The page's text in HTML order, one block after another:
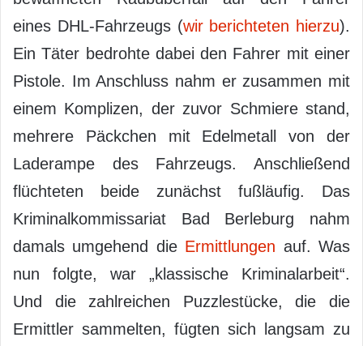
eines DHL-Fahrzeugs (wir berichteten hierzu).
Ein Täter bedrohte dabei den Fahrer mit einer
Pistole. Im Anschluss nahm er zusammen mit
einem Komplizen, der zuvor Schmiere stand,
mehrere Päckchen mit Edelmetall von der
Laderampe des Fahrzeugs. Anschließend
flüchteten beide zunächst fußläufig. Das
Kriminalkommissariat Bad Berleburg nahm
damals umgehend die Ermittlungen auf. Was
nun folgte, war „klassische Kriminalarbeit“.
Und die zahlreichen Puzzlestücke, die die
Ermittler sammelten, fügten sich langsam zu